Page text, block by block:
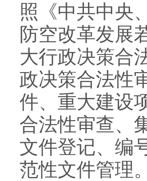
照《中共中央
防空改革发展
大行政决策合
政决策合法性
件、重大建设
合法性审查、
文件登记、编
范性文件管理